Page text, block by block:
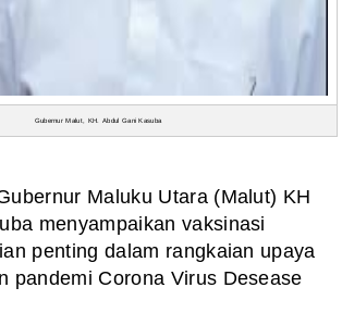
Gubernur Malut, KH. Abdul Gani Kasuba
Maluku Utara (Malut) KH
menyampaikan vaksinasi
penting dalam rangkaian upaya
pandemi Corona Virus Desease